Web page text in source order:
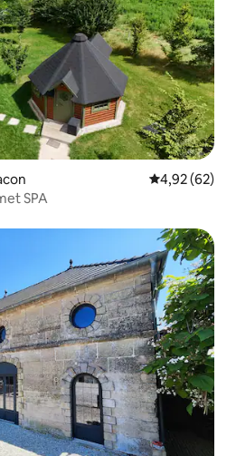
Gemiddelde
4,92 (62)
SPA